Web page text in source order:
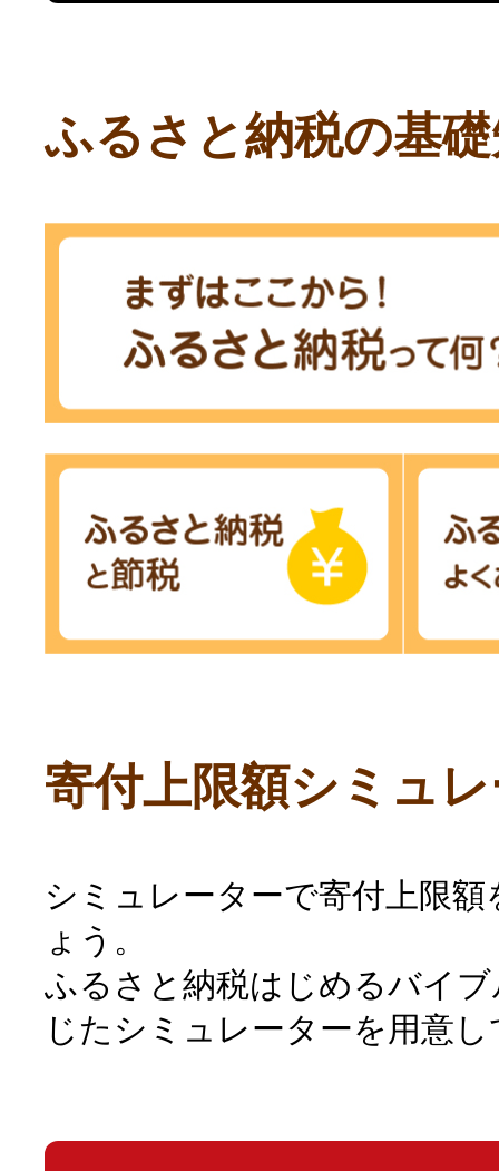
ふるさと納税の基
寄付上限額シミュ
シミュレーターで寄付上限
ょう。
ふるさと納税はじめるバイ
じたシミュレーターを用意